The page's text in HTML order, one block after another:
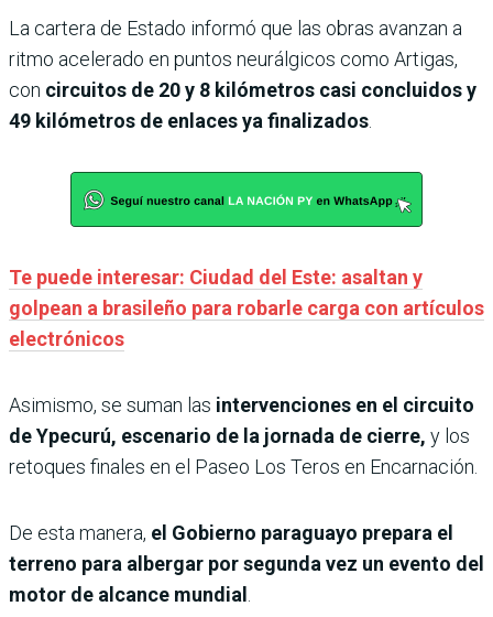
La cartera de Estado informó que las obras avanzan a
ritmo acelerado en puntos neurálgicos como Artigas,
con circuitos de 20 y 8 kilómetros casi concluidos y
49 kilómetros de enlaces ya finalizados
Te puede interesar: Ciudad del Este: asaltan y
golpean a brasileño para robarle carga con artículos
electrónicos
Asimismo, se suman las intervenciones en el circuito
de Ypecurú, escenario de la jornada de cierre, y los
retoques finales en el Paseo Los Teros en Encarnación.
De esta manera, el Gobierno paraguayo prepara el
terreno para albergar por segunda vez un evento del
motor de alcance mundial